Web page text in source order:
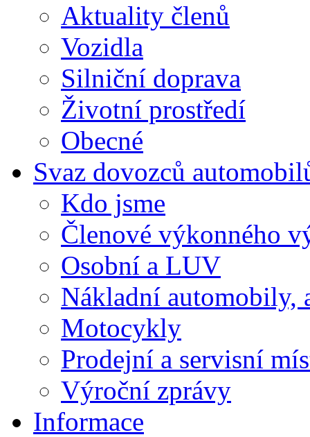
Aktuality členů
Vozidla
Silniční doprava
Životní prostředí
Obecné
Svaz dovozců
Kdo jsme
Členové výkonného
Osobní a LUV
Nákladní automobily,
Motocykly
Prodejní a servisní
Výroční zprávy
Informace